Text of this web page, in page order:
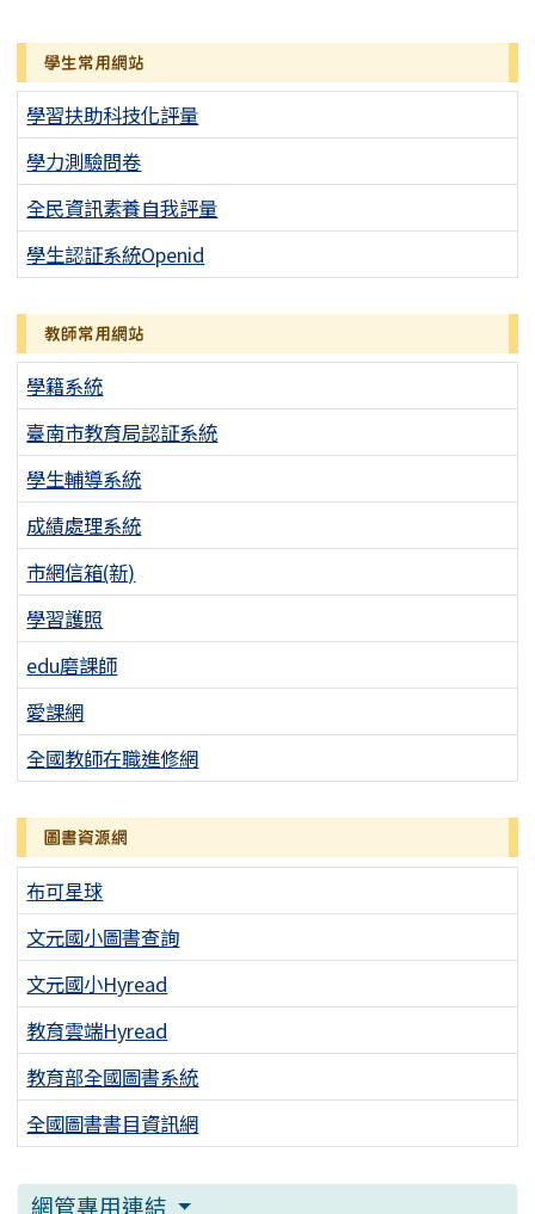
學生常用網站
學習扶助科技化評量
學力測驗問卷
全民資訊素養自我評量
學生認証系統Openid
教師常用網站
學籍系統
臺南市教育局認証系統
學生輔導系統
成績處理系統
市網信箱(新)
學習護照
edu磨課師
愛課網
全國教師在職進修網
圖書資源網
布可星球
文元國小圖書查詢
文元國小Hyread
教育雲端Hyread
教育部全國圖書系統
全國圖書書目資訊網
網管專用連結